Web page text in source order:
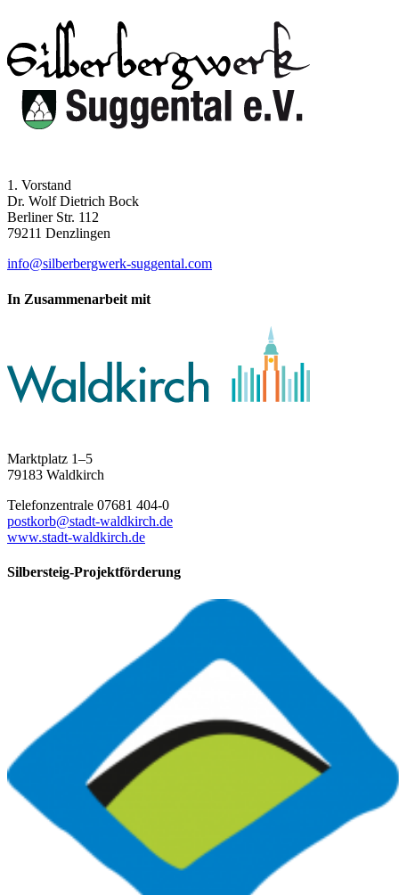
1. Vorstand
Dr. Wolf Dietrich Bock
Berliner Str. 112
79211 Denzlingen
info@silberbergwerk-suggental.com
In Zusammenarbeit mit
Marktplatz 1–5
79183 Waldkirch
Telefonzentrale 07681 404-0
postkorb@stadt-waldkirch.de
www.stadt-waldkirch.de
Silbersteig-Projektförderung